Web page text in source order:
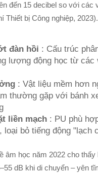
đến 15 decibel so với các
Thiết bị Công nghiệp,
đàn hồi : Cấu trúc
lượng động học từ các
: Vật liệu mềm hơn
thường gặp với bánh
liền mạch : PU phù
loại bỏ tiếng động "lạch
âm học năm 2022 cho thấy
dB khi di chuyển – yên